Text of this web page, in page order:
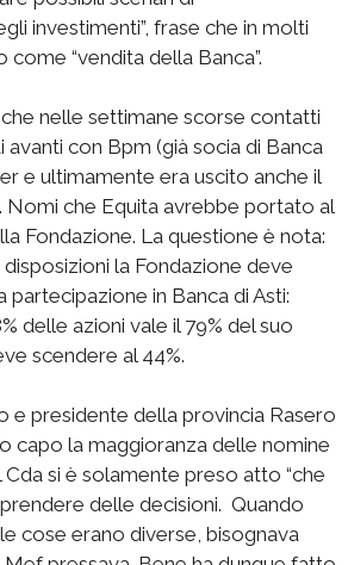
investimenti”, frase che in molti
“vendita della Banca”.
nelle settimane scorse contatti
con Bpm (già socia di Banca
e ultimamente era uscito anche il
Nomi che Equita avrebbe portato al
Fondazione. La questione è nota:
la Fondazione deve
partecipazione in Banca di Asti:
delle azioni vale il 79% del suo
scendere al 44%.
e presidente della provincia Rasero
capo la maggioranza delle nomine
Cda si è solamente preso atto “che
delle decisioni. Quando
cose erano diverse, bisognava